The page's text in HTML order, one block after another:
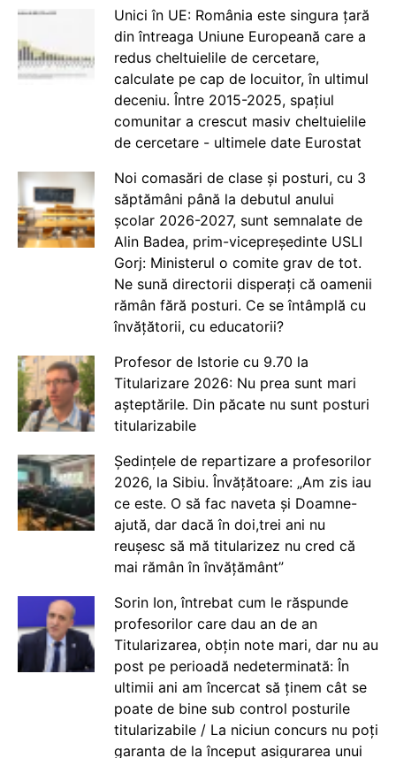
Unici în UE: România este singura țară
din întreaga Uniune Europeană care a
redus cheltuielile de cercetare,
calculate pe cap de locuitor, în ultimul
deceniu. Între 2015-2025, spațiul
comunitar a crescut masiv cheltuielile
de cercetare - ultimele date Eurostat
Noi comasări de clase și posturi, cu 3
săptămâni până la debutul anului
școlar 2026-2027, sunt semnalate de
Alin Badea, prim-vicepreședinte USLI
Gorj: Ministerul o comite grav de tot.
Ne sună directorii disperați că oamenii
rămân fără posturi. Ce se întâmplă cu
învățătorii, cu educatorii?
Profesor de Istorie cu 9.70 la
Titularizare 2026: Nu prea sunt mari
așteptările. Din păcate nu sunt posturi
titularizabile
Ședințele de repartizare a profesorilor
2026, la Sibiu. Învățătoare: „Am zis iau
ce este. O să fac naveta și Doamne-
ajută, dar dacă în doi,trei ani nu
reușesc să mă titularizez nu cred că
mai rămân în învățământ”
Sorin Ion, întrebat cum le răspunde
profesorilor care dau an de an
Titularizarea, obțin note mari, dar nu au
post pe perioadă nedeterminată: În
ultimii ani am încercat să ținem cât se
poate de bine sub control posturile
titularizabile / La niciun concurs nu poți
garanta de la început asigurarea unui